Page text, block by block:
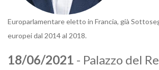
Europarlamentare eletto in Francia, già
europei dal 2014 al 2018.
18/06/2021 - Palazzo del